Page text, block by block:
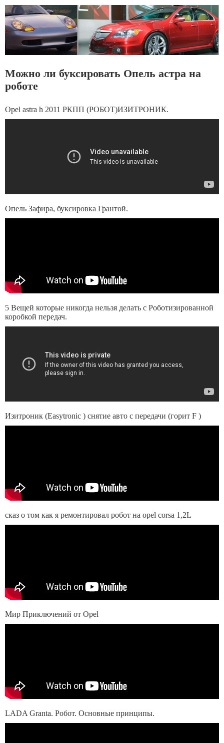
Можно ли буксировать Опель астра на
роботе
Opel astra h 2011 РКПП (РОБОТ)ИЗИТРОНИК.
Опель Зафира, буксировка Грантой.
5 Вещей которые никогда нельзя делать с Роботизированной
коробкой передач.
Изитроник (Easytronic ) снятие авто с передачи (горит F )
сказ о том как я ремонтировал робот на opel corsa 1,2L
Мир Приключений от Opel
LADA Granta. Робот. Основные принципы.